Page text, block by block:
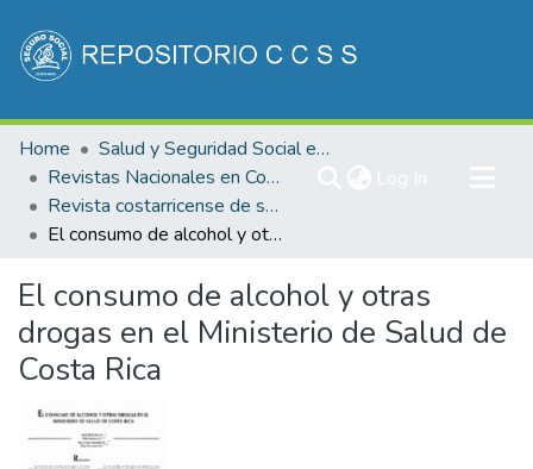
Communities & Collections
All of DSpace
Statistics
Home
Salud y Seguridad Social en Costa Rica
Revistas Nacionales en Costa Rica
Revista costarricense de salud Pública
El consumo de alcohol y otras drogas en el Ministerio de Salud de Costa Rica
El consumo de alcohol y otras
drogas en el Ministerio de Salud de
Costa Rica